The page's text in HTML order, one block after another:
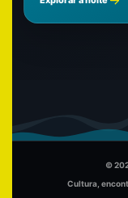
©
Cultura,